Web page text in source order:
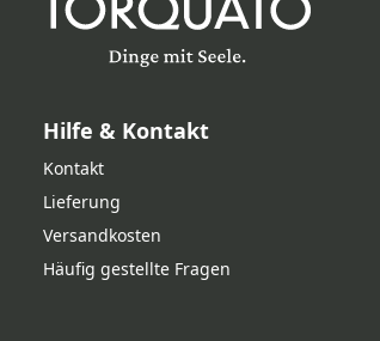
Hilfe & Kontakt
Kontakt
Lieferung
Versandkosten
Häufig gestellte Fragen